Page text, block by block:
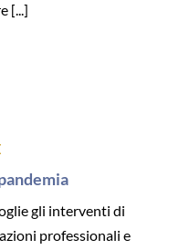
[...]
gli interventi di
professionali e